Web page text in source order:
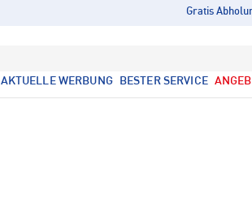
Gratis
AKTUELLE WERBUNG BESTER SERVICE